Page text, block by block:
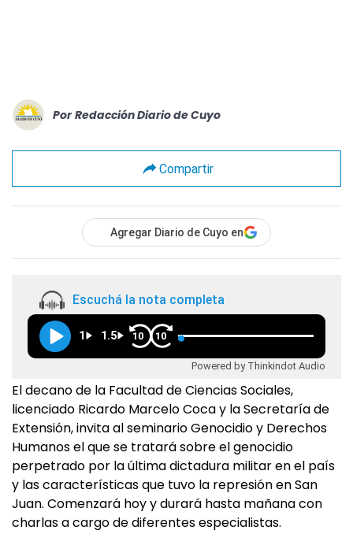
Por Redacción Diario de Cuyo
Compartir
Agregar Diario de Cuyo en
Escuchá la nota completa
1 1.5 10 10
Powered by Thinkindot Audio
El decano de la Facultad de Ciencias Sociales,
licenciado Ricardo Marcelo Coca y la Secretaría de
Extensión, invita al seminario Genocidio y Derechos
Humanos el que se tratará sobre el genocidio
perpetrado por la última dictadura militar en el país
y las características que tuvo la represión en San
Juan. Comenzará hoy y durará hasta mañana con
charlas a cargo de diferentes especialistas.